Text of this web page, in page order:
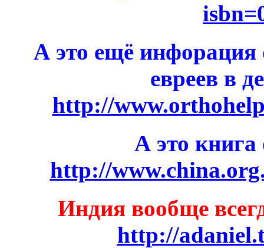
А это ещё
евреев в
http://
А это книга
http://
Индия вообще
http://